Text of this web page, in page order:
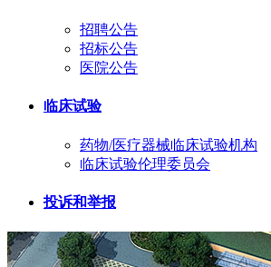
招聘公告
招标公告
医院公告
临床试验
药物/医疗器械临床试验机构
临床试验伦理委员会
投诉和举报